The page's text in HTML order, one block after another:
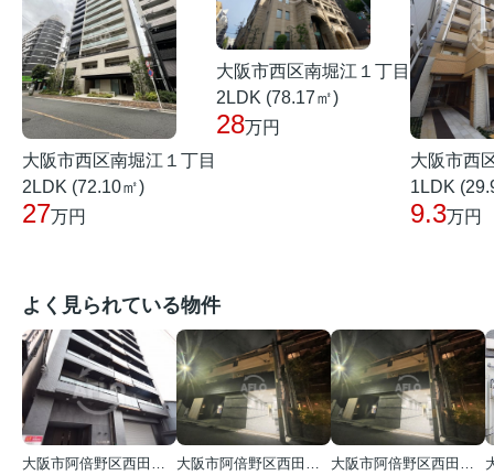
大阪市西区南堀江１丁目
2LDK (72.10㎡)
27万円
大阪市西区南堀江１丁目
2LDK (78.17㎡)
28万円
大阪市西
1LDK
9.3万円
よく見られている物件
大阪市阿倍野区西田辺町１丁目
大阪市阿倍野区西田辺町１丁目
大阪市阿倍野区西田辺町１丁目